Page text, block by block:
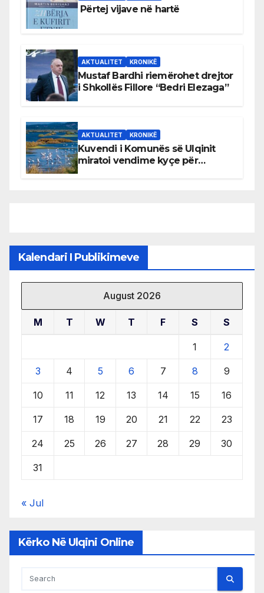
Përtej vijave në hartë
AKTUALITET KRONIKË
Mustaf Bardhi riemërohet drejtor
i Shkollës Fillore “Bedri Elezaga”
AKTUALITET KRONIKË
Kuvendi i Komunës së Ulqinit
miratoi vendime kyçe për
Kalendari I Publikimeve
August 2026
M T W T F S S
1 2
3 4 5 6 7 8 9
10 11 12 13 14 15 16
17 18 19 20 21 22 23
24 25 26 27 28 29 30
31
« Jul
Kërko Në Ulqini Online